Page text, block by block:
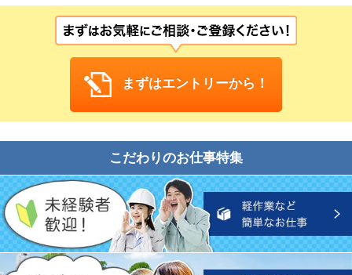
まずはエントリーから！
こだわりのお仕事特集